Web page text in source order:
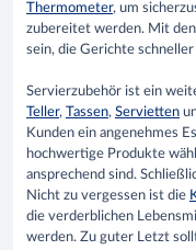
Thermometer, um
zubereitet werden. Mit
sein, die Gerichte
Servierzubehör ist ein
Teller, Tassen, Servietten
Kunden ein angenehmes
hochwertige Produkte
ansprechend sind.
Nicht zu vergessen ist die
die verderblichen
werden. Zu guter Letzt